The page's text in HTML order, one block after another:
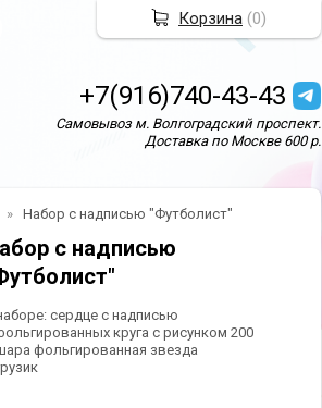
+7(916)740-43-43
Самовывоз м. Волгоградский проспект.
Доставка по Москве 600 р.
Набор с надписью "Футболист"
с надписью
сердце с надписью
круга с рисунком 200
фольгированная звезда
Корзина (0)